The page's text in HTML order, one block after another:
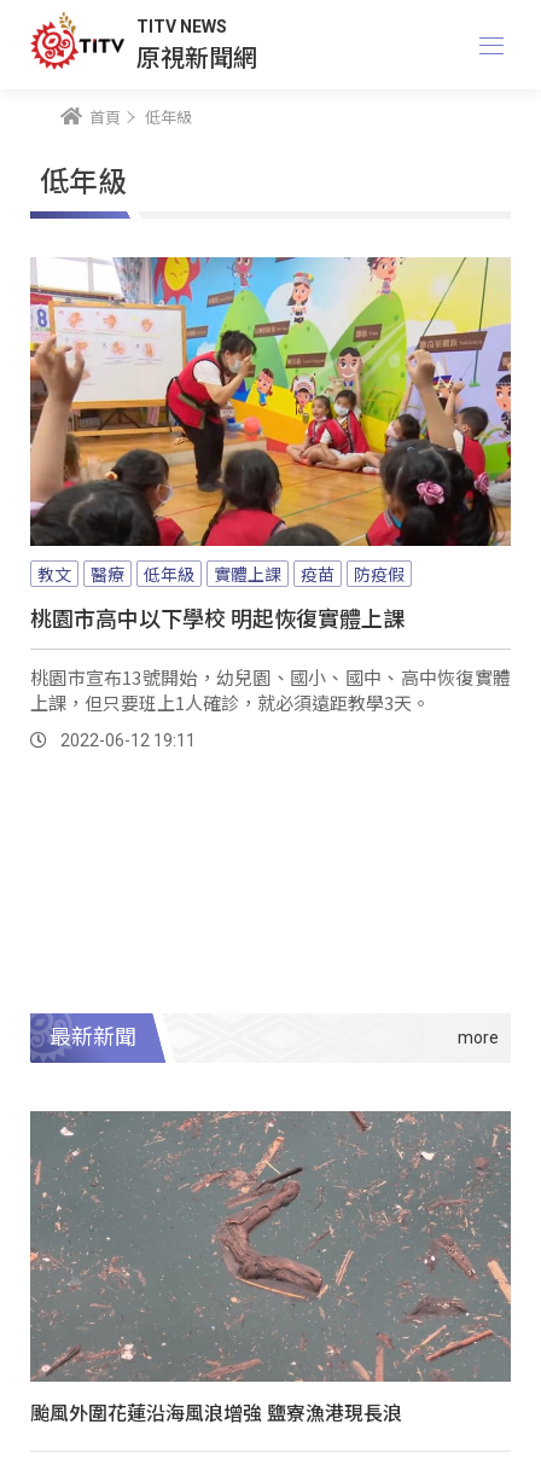
TITV NEWS
原視新聞網
首頁 低年級
低年級
教文 醫療 低年級 實體上課 疫苗 防疫假
桃園市高中以下學校 明起恢復實體上課
桃園市宣布13號開始，幼兒園、國小、國中、高中恢復實體
上課，但只要班上1人確診，就必須遠距教學3天。
2022-06-12 19:11
最新新聞
颱風外圍花蓮沿海風浪增強 鹽寮漁港現長浪